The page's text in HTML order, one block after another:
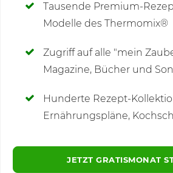
Tausende Premium-
Modelle des Thermomix®
Zugriff auf alle "mein
Magazine, Bücher und
Hunderte Rezept-
Ernährungspläne,
JETZT GRATISMONAT
Kommentare(12)